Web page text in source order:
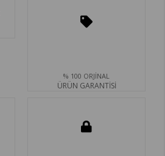
% 100 ORJİNAL
ÜRÜN GARANTİSİ